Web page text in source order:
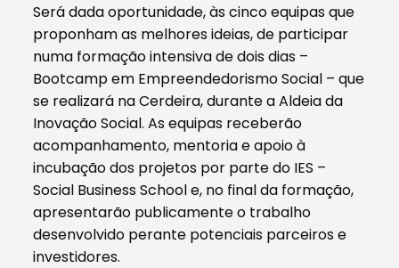
Será dada oportunidade, às cinco equipas que
proponham as melhores ideias, de participar
numa formação intensiva de dois dias –
Bootcamp em Empreendedorismo Social – que
se realizará na Cerdeira, durante a Aldeia da
Inovação Social. As equipas receberão
acompanhamento, mentoria e apoio à
incubação dos projetos por parte do IES –
Social Business School e, no final da formação,
apresentarão publicamente o trabalho
desenvolvido perante potenciais parceiros e
investidores.